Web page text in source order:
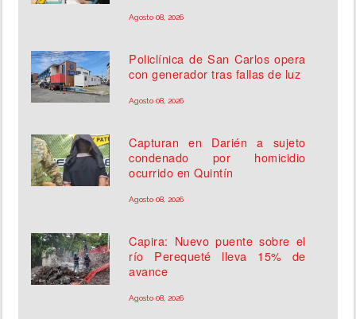
Agosto 08, 2026
Policlínica de San Carlos opera
con generador tras fallas de luz
Agosto 08, 2026
Capturan en Darién a sujeto
condenado por homicidio
ocurrido en Quintín
Agosto 08, 2026
Capira: Nuevo puente sobre el
río Perequeté lleva 15% de
avance
Agosto 08, 2026